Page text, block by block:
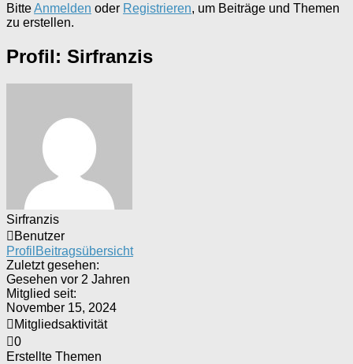
BitteAnmelden oder Registrieren, um Beiträge und Themen
zu erstellen.
Profil: Sirfranzis
Sirfranzis
Benutzer
Profil Beitragsübersicht
Zuletzt gesehen:
Gesehen vor 2 Jahren
Mitglied seit:
November 15, 2024
Mitgliedsaktivität
0
Erstellte Themen